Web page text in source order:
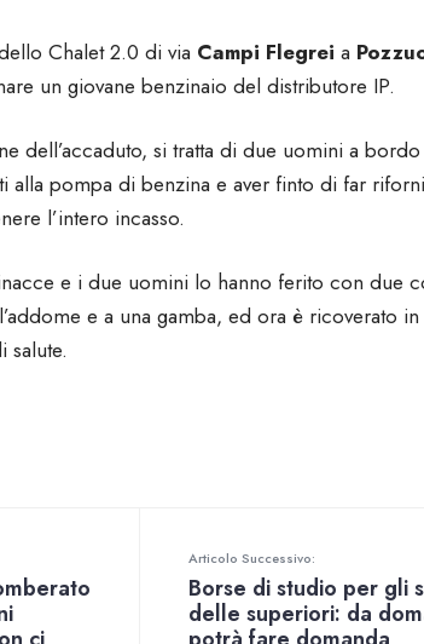
Chalet 2.0 di via Campi Flegrei a
un giovane benzinaio del distributore IP.
dell’accaduto, si tratta di due uomini a
alla pompa di benzina e aver finto di far
l’intero incasso.
e i due uomini lo hanno ferito con due
e a una gamba, ed ora è ricoverato
salute.
Articolo Successivo:
Borse di studio per gli
delle superiori: da